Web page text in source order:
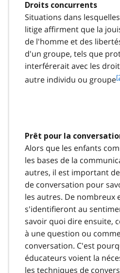
Droits concurrents
Situations dans
litige affirment que la
de l'homme et des
d'un groupe, tels que
interférerait avec les
autre individu ou groupef
t
e
2
Prêt pour la
Alors que les enfants
les bases de la
autres, il est important
de conversation pour
les autres. De nombreux
s'identifieront au
savoir quoi dire ensuite,
à une question ou
conversation. C'est
éducateurs voient la
les techniques de